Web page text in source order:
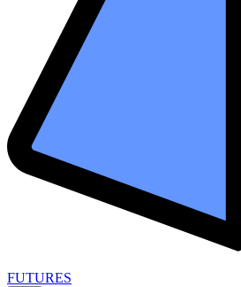
FUTURES